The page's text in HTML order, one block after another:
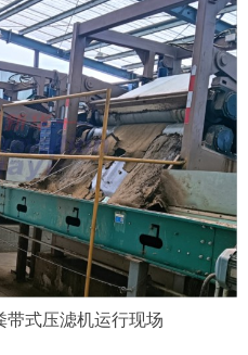
带式压滤机运行现场